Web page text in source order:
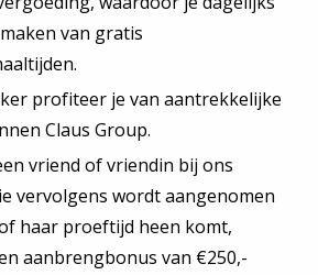
van gratis
profiteer je van aantrekkelijke
Claus Group.
vriend of vriendin bij ons
vervolgens wordt aangenomen
haar proeftijd heen komt,
aanbrengbonus van €250,-